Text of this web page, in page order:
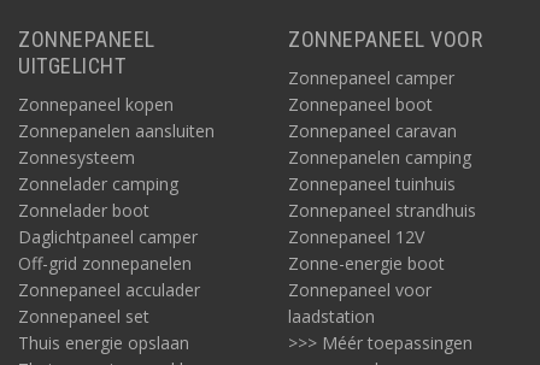
ZONNEPANEEL
UITGELICHT
Zonnepaneel kopen
Zonnepanelen aansluiten
Zonnesysteem
Zonnelader camping
Zonnelader boot
Daglichtpaneel camper
Off-grid zonnepanelen
Zonnepaneel acculader
Zonnepaneel set
Thuis energie opslaan
ZONNEPANEEL VOOR
Zonnepaneel camper
Zonnepaneel boot
Zonnepaneel caravan
Zonnepanelen camping
Zonnepaneel tuinhuis
Zonnepaneel strandhuis
Zonnepaneel 12V
Zonne-energie boot
Zonnepaneel voor
laadstation
>>> Méér toepassingen